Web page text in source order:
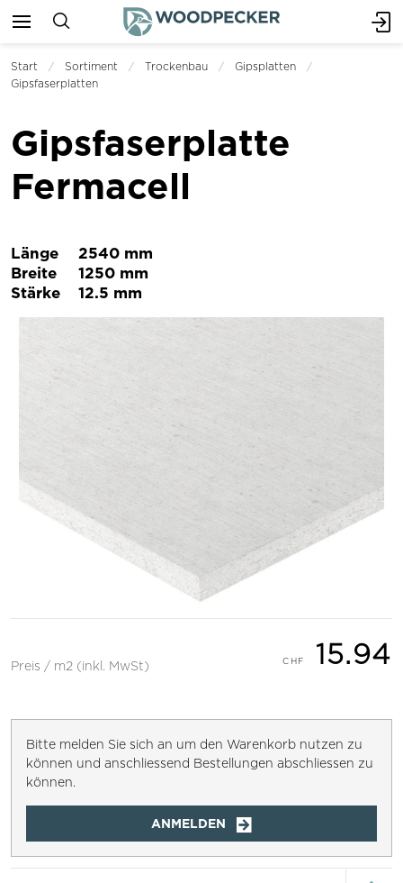
Start Sortiment Trockenbau
Gipsplatten
Gipsfaserplatten
Gipsfaserplatte
Fermacell
Länge
2540 mm
Breite
1250 mm
Stärke
12.5 mm
Preis / m2 (inkl. MwSt) 15.94
Bitte melden Sie sich an um den Warenkorb nutzen zu
können und anschliessend Bestellungen abschliessen zu
können.
ANMELDEN